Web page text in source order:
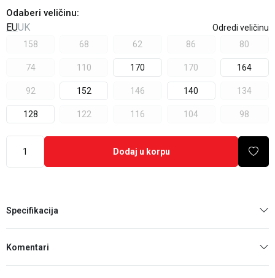
Odaberi veličinu:
EUUK
Odredi veličinu
158
68 62 86 80
74 110 170 170 164
92 152 146 140 134
128 122 116 104 98
Dodaj u korpu
Specifikacija
Komentari